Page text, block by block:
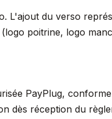
L'ajout du verso
poitrine, logo
PayPlug,
dès réception du